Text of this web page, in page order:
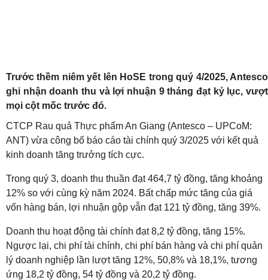
Trước thềm niêm yết lên HoSE trong quý 4/2025, Antesco
ghi nhận doanh thu và lợi nhuận 9 tháng đạt kỷ lục, vượt
mọi cột mốc trước đó.
CTCP Rau quả Thực phẩm An Giang (Antesco – UPCoM:
ANT) vừa công bố báo cáo tài chính quý 3/2025 với kết quả
kinh doanh tăng trưởng tích cực.
Trong quý 3, doanh thu thuần đạt 464,7 tỷ đồng, tăng khoảng
12% so với cùng kỳ năm 2024. Bất chấp mức tăng của giá
vốn hàng bán, lợi nhuận gộp vẫn đạt 121 tỷ đồng, tăng 39%.
Doanh thu hoạt động tài chính đạt 8,2 tỷ đồng, tăng 15%.
Ngược lại, chi phí tài chính, chi phí bán hàng và chi phí quản
lý doanh nghiệp lần lượt tăng 12%, 50,8% và 18,1%, tương
ứng 18,2 tỷ đồng, 54 tỷ đồng và 20,2 tỷ đồng.